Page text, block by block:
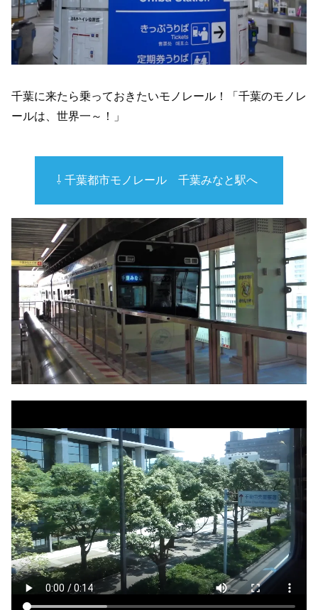
千葉に来たら乗っておきたいモノレール！「千葉のモノレ
ールは、世界一～！」
⇩ 千葉都市モノレール 千葉みなと駅へ